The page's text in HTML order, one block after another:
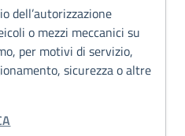
dell’autorizzazione
o mezzi meccanici su
per motivi di servizio,
sicurezza o altre